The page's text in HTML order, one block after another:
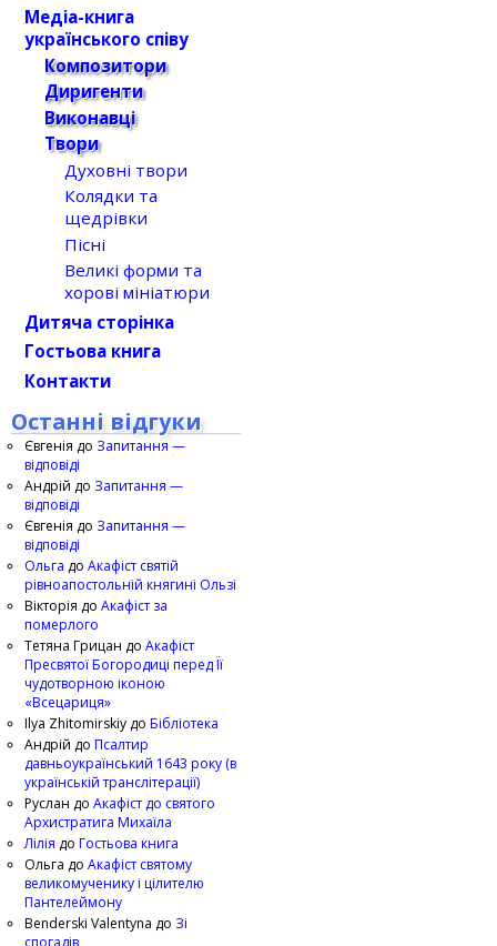
Медіа-книга
українського співу
Композитори
Диригенти
Виконавці
Твори
Духовні твори
Колядки та
щедрівки
Пісні
Великі форми та
хорові мініатюри
Дитяча сторінка
Гостьова книга
Контакти
Останні відгуки
Євгенія до Запитання —
відповіді
Андрій до Запитання —
відповіді
Євгенія до Запитання —
відповіді
Ольга до Акафіст святій
рівноапостольній княгині Ользі
Вікторія до Акафіст за
померлого
Тетяна Грицан до Акафіст
Пресвятої Богородиці перед Її
чудотворною іконою
«Всецариця»
Ilya Zhitomirskiy до Бібліотека
Андрій до Псалтир
давньоукраїнський 1643 року (в
українській транслітерації)
Руслан до Акафіст до святого
Архистратига Михаїла
Лілія до Гостьова книга
Ольга до Акафіст святому
великомученику і цілителю
Пантелеймону
Benderski Valentyna до Зі
спогадів